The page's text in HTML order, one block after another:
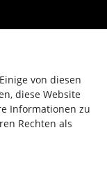
von diesen
diese Website
Informationen zu
Rechten als